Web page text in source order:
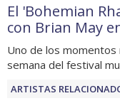
El 'Bohemian
con Brian May
Uno de los
semana del festival
ARTISTAS